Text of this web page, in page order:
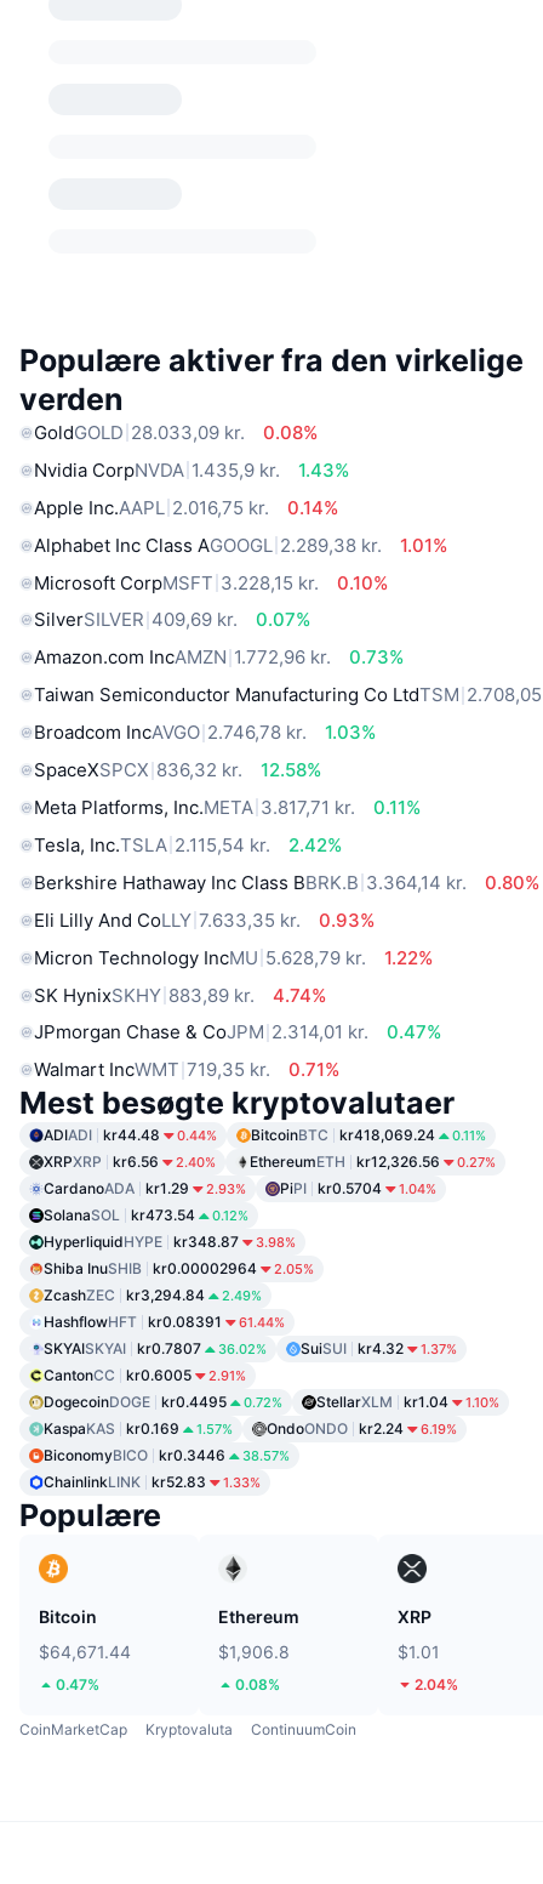
Populære aktiver fra den virkelige
verden
GoldGOLD 28.033,09 kr.
0.08%
Nvidia CorpNVDA 1.435,9 kr.
1.43%
Apple Inc.AAPL 2.016,75 kr.
0.14%
Alphabet Inc Class AGOOGL 2.289,38 kr.
1.01%
Microsoft CorpMSFT 3.228,15 kr.
0.10%
SilverSILVER 409,69 kr.
0.07%
Amazon.com IncAMZN 1.772,96 kr.
0.73%
Taiwan Semiconductor Manufacturing Co LtdTSM
Broadcom IncAVGO 2.746,78 kr.
1.03%
SpaceXSPCX 836,32 kr.
12.58%
Meta Platforms, Inc.META 3.817,71 kr.
0.11%
Tesla, Inc.TSLA 2.115,54 kr.
2.42%
Berkshire Hathaway Inc Class BBRK.B 3.364,14 kr.
0.80%
Eli Lilly And CoLLY 7.633,35 kr.
0.93%
Micron Technology IncMU 5.628,79 kr.
1.22%
SK HynixSKHY 883,89 kr.
4.74%
JPmorgan Chase & CoJPM 2.314,01 kr.
0.47%
Walmart IncWMT 719,35 kr. 0.71%
Mest besøgte kryptovalutaer
ADIADI kr44.48 0.44% BitcoinBTC kr418,069.24 0.11%
XRPXRP kr6.56 2.40% EthereumETH kr12,326.56 0.27%
CardanoADA kr1.29 2.93% PiPI kr0.5704 1.04%
SolanaSOL kr473.54 0.12%
HyperliquidHYPE kr348.87 3.98%
Shiba InuSHIB kr0.00002964 2.05%
ZcashZEC kr3,294.84 2.49%
HashflowHFT kr0.08391 61.44%
SKYAISKYAI kr0.7807 36.02% SuiSUI kr4.32 1.37%
CantonCC kr0.6005 2.91%
DogecoinDOGE kr0.4495 0.72% StellarXLM kr1.04 1.10%
KaspaKAS kr0.169 1.57% OndoONDO kr2.24 6.19%
BiconomyBICO kr0.3446 38.57%
ChainlinkLINK kr52.83 1.33%
Populære
Bitcoin
$64,671.44
0.47%
Ethereum
$1,906.8
0.08%
XRP
$1.01
2.04%
CoinMarketCap Kryptovaluta ContinuumCoin